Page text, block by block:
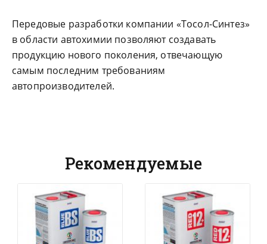
Передовые разработки компании «Тосол-Синтез»
в области автохимии позволяют создавать
продукцию нового поколения, отвечающую
самым последним требованиям
автопроизводителей.
Рекомендуемые